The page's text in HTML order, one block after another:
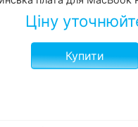
Ціну
Купити